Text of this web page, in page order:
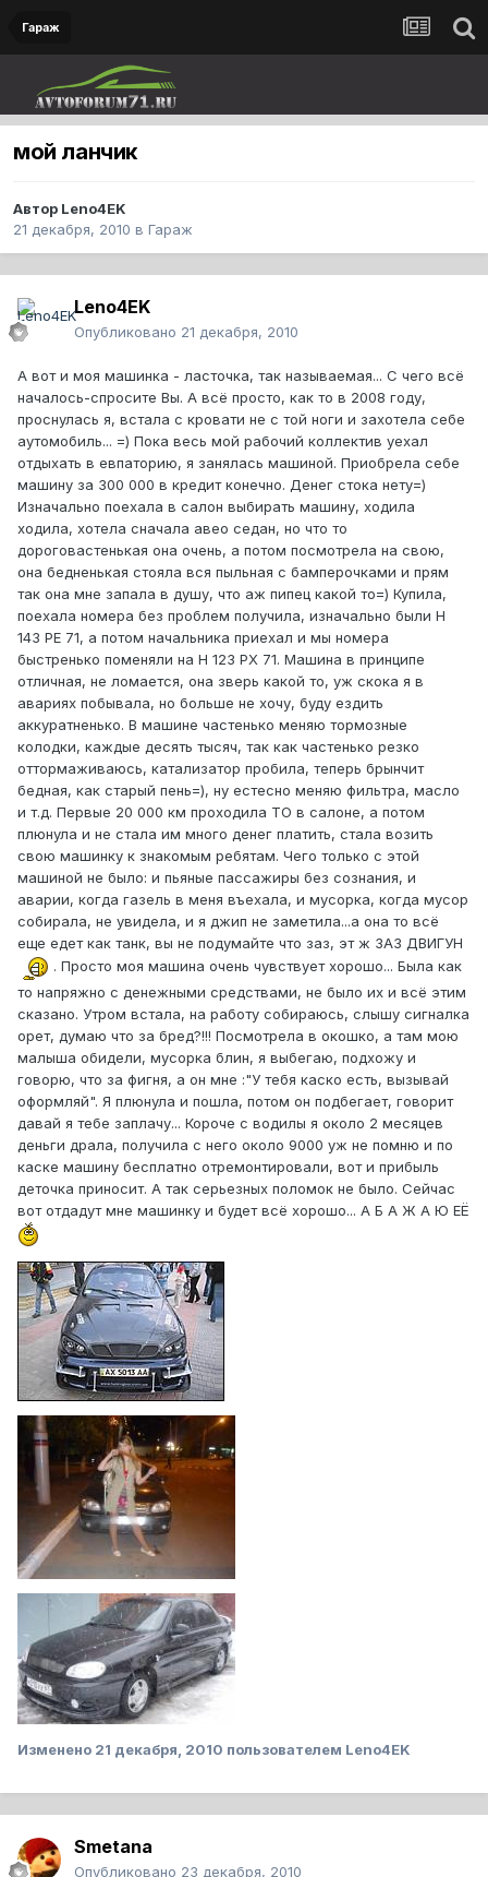
Гараж
мой ланчик
Автор Leno4EK
21 декабря, 2010 в Гараж
Leno4EK
Опубликовано 21 декабря, 2010
А вот и моя машинка - ласточка, так называемая... С чего всё
началось-спросите Вы. А всё просто, как то в 2008 году,
проснулась я, встала с кровати не с той ноги и захотела себе
аутомобиль... =) Пока весь мой рабочий коллектив уехал
отдыхать в евпаторию, я занялась машиной. Приобрела себе
машину за 300 000 в кредит конечно. Денег стока нету=)
Изначально поехала в салон выбирать машину, ходила
ходила, хотела сначала авео седан, но что то
дороговастенькая она очень, а потом посмотрела на свою,
она бедненькая стояла вся пыльная с бамперочками и прям
так она мне запала в душу, что аж пипец какой то=) Купила,
поехала номера без проблем получила, изначально были Н
143 РЕ 71, а потом начальника приехал и мы номера
быстренько поменяли на Н 123 РХ 71. Машина в принципе
отличная, не ломается, она зверь какой то, уж скока я в
авариях побывала, но больше не хочу, буду ездить
аккуратненько. В машине частенько меняю тормозные
колодки, каждые десять тысяч, так как частенько резко
оттормаживаюсь, катализатор пробила, теперь брынчит
бедная, как старый пень=), ну естесно меняю фильтра, масло
и т.д. Первые 20 000 км проходила ТО в салоне, а потом
плюнула и не стала им много денег платить, стала возить
свою машинку к знакомым ребятам. Чего только с этой
машиной не было: и пьяные пассажиры без сознания, и
аварии, когда газель в меня въехала, и мусорка, когда мусор
собирала, не увидела, и я джип не заметила...а она то всё
еще едет как танк, вы не подумайте что заз, эт ж ЗАЗ ДВИГУН
. Просто моя машина очень чувствует хорошо... Была как
то напряжно с денежными средствами, не было их и всё этим
сказано. Утром встала, на работу собираюсь, слышу сигналка
орет, думаю что за бред?!!! Посмотрела в окошко, а там мою
малыша обидели, мусорка блин, я выбегаю, подхожу и
говорю, что за фигня, а он мне :"У тебя каско есть, вызывай
оформляй". Я плюнула и пошла, потом он подбегает, говорит
давай я тебе заплачу... Короче с водилы я около 2 месяцев
деньги драла, получила с него около 9000 уж не помню и по
каске машину бесплатно отремонтировали, вот и прибыль
деточка приносит. А так серьезных поломок не было. Сейчас
вот отдадут мне машинку и будет всё хорошо... А Б А Ж А Ю ЕЁ
Изменено 21 декабря, 2010 пользователем Leno4EK
Smetana
Опубликовано 23 декабря, 2010